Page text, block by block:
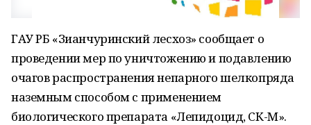
ГАУ РБ «Зианчуринский лесхоз» сообщает о
проведении мер по уничтожению и подавлению
очагов распространения непарного шелкопряда
наземным способом с применением
биологического препарата «Лепидоцид, СК-М».